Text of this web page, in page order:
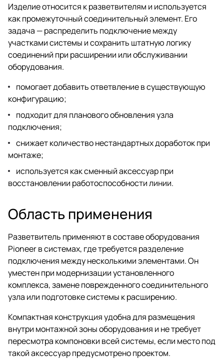
Изделие относится к разветвителям и используется
как промежуточный соединительный элемент. Его
задача — распределить подключение между
участками системы и сохранить штатную логику
соединений при расширении или обслуживании
оборудования.
помогает добавить ответвление в существующую
конфигурацию;
подходит для планового обновления узла
подключения;
снижает количество нестандартных доработок при
монтаже;
используется как сменный аксессуар при
восстановлении работоспособности линии.
Область применения
Разветвитель применяют в составе оборудования
Pioneer в системах, где требуется разделение
подключения между несколькими элементами. Он
уместен при модернизации установленного
комплекса, замене поврежденного соединительного
узла или подготовке системы к расширению.
Компактная конструкция удобна для размещения
внутри монтажной зоны оборудования и не требует
пересмотра компоновки всей системы, если место под
такой аксессуар предусмотрено проектом.